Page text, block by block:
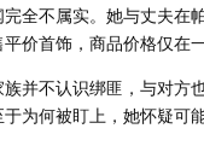
全不属实。她与丈夫在
价首饰，商品价格仅在
并不认识绑匪，与对方
为何被盯上，她怀疑可